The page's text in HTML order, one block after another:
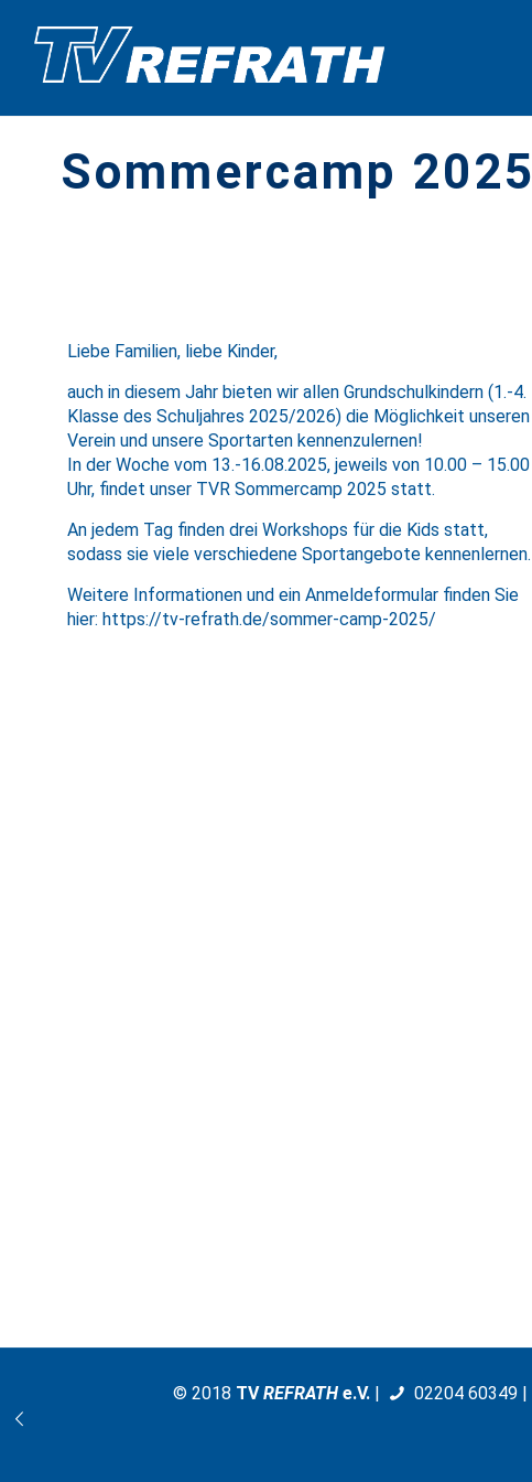
Sommercamp 2025
Liebe Familien, liebe Kinder,
auch in diesem Jahr bieten wir allen Grundschulkindern (1.-4.
Klasse des Schuljahres 2025/2026) die Möglichkeit unseren
Verein und unsere Sportarten kennenzulernen!
In der Woche vom 13.-16.08.2025, jeweils von 10.00 – 15.00
Uhr, findet unser TVR Sommercamp 2025 statt.
An jedem Tag finden drei Workshops für die Kids statt,
sodass sie viele verschiedene Sportangebote kennenlernen.
Weitere Informationen und ein Anmeldeformular finden Sie
hier:https://tv-refrath.de/sommer-camp-2025/
© 2018 TVREFRATH e.V. | 02204 60349|